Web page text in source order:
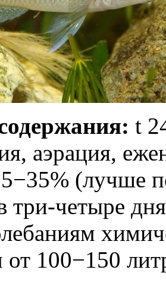
t
аэрация,
(лучше
три-четыре
100−150